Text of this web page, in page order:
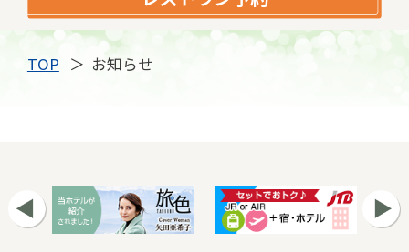
TOP お知らせ